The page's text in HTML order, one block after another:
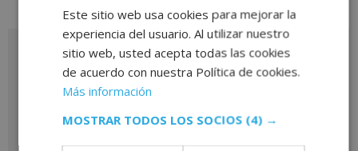
Solicita más información
Este sitio web usa cookies para mejorar la
experiencia del usuario. Al utilizar nuestro
sitio web, usted acepta todas las cookies
de acuerdo con nuestra Política de cookies.
Más información
MOSTRAR TODOS LOS SOCIOS (4) →